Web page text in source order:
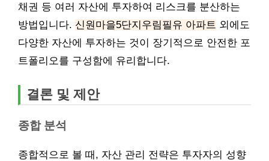
채권 등 여러 자산에 투자하여 리스크를 분산하는
방법입니다. 신원마을5단지우림필유 아파트 외에도
다양한 자산에 투자하는 것이 장기적으로 안전한 포
트폴리오를 구성함에 유리합니다.
결론 및 제안
종합 분석
종합적으로 볼 때, 자산 관리 전략은 투자자의 성향